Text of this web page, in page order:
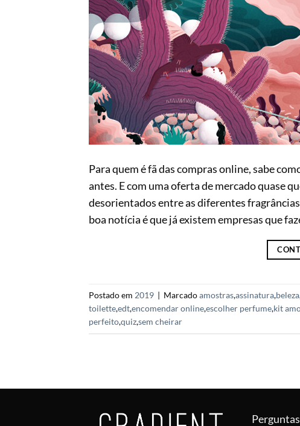
Para quem é fã das compras online, sabe
antes. E com uma oferta de mercado quase
desorientados entre as diferentes
boa notícia é que já existem empresas que
Postado em 2019 | Marcadoamostras,assinatura,beleza
toilette,edt,encomendar online,escolher perfume,kit
perfeito,quiz,sem cheirar